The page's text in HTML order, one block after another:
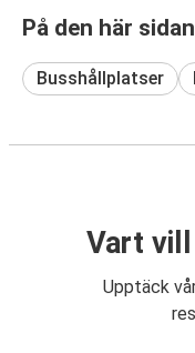
På den här sidan
Busshållplatser
Vart vill
Upptäck